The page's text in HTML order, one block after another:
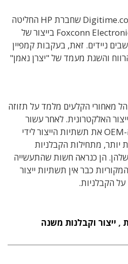
מוקדם יותר השנה דיווח Digitime.com שחברת HP החליטה
להגדיל גם את חלקה של Foxconn Electronics בייצור של
מיליון מחשבים ניידים. זאת, בעקבות קמפיין
והשגת מעמד של "יצרן נאמן"
מאחורי הקלעים מלמד על תזוזה
האלקטרונית. לאחר עשור
שבמהלכו העבירו יצרניות ה-OEM את תשתיות הייצור לידי
יותר, מתחילות הקבלניות
הן כנראה חשות שהתעשייה
כבר אין תשתיות ייצור
הקבלניות.
, ייצור וקבלנות משנה